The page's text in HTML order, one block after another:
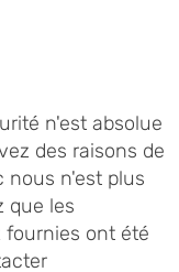
n'est absolue
des raisons de
nous n'est plus
que les
ont été